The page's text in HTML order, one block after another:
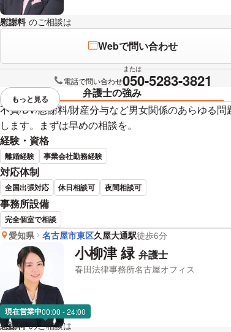
慰謝料 のご相談は
Webで問い合わせ
または
電話で問い合わせ050-5283-3821
弁護士の強み
不貞/DV/慰謝料/財産分与など男女関係のあらゆる
します。まずは早めの相談を。
経験・資格
離婚経験 事業会社勤務経験
対応体制
全国出張対応 休日相談可 夜間相談可
事務所設備
完全個室で相談
視覚的に省略されている要素を
もっと見る
愛知県 名古屋市東区久屋大通駅徒歩6分
小柳津 緑 弁護士
春田法律事務所名古屋オフィス
現在営業中00:00 - 24:00
慰謝料 のご相談は